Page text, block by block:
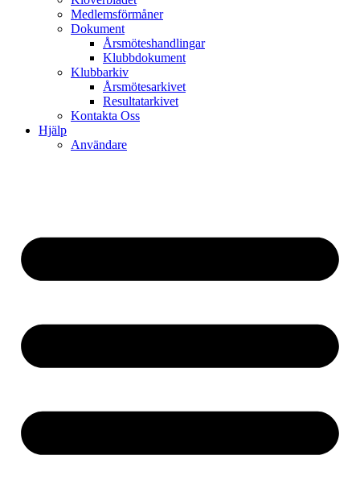
Medlemsförmåner
Dokument
Årsmöteshandlingar
Klubbdokument
Klubbarkiv
Årsmötesarkivet
Resultatarkivet
Kontakta Oss
Hjälp
Användare